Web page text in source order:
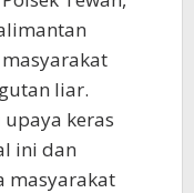
liar.
keras
ini dan
masyarakat